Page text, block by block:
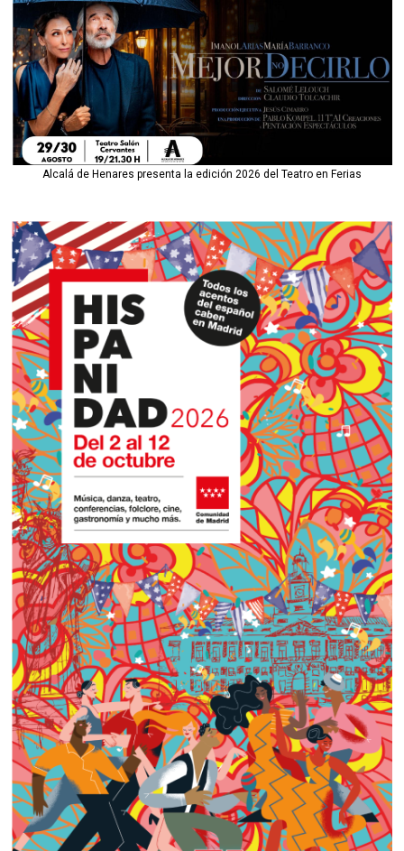
Alcalá de Henares presenta la edición 2026 del Teatro en Ferias